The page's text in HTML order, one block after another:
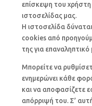
επίσκεψη του
ιστοσελίδας μας.
Η ιστοσελίδα
cookies από
της για επαναληπτικό
Μπορείτε να
ενημερώνει κάθε
και να αποφασίζετε
απόρριψή του. Σ’